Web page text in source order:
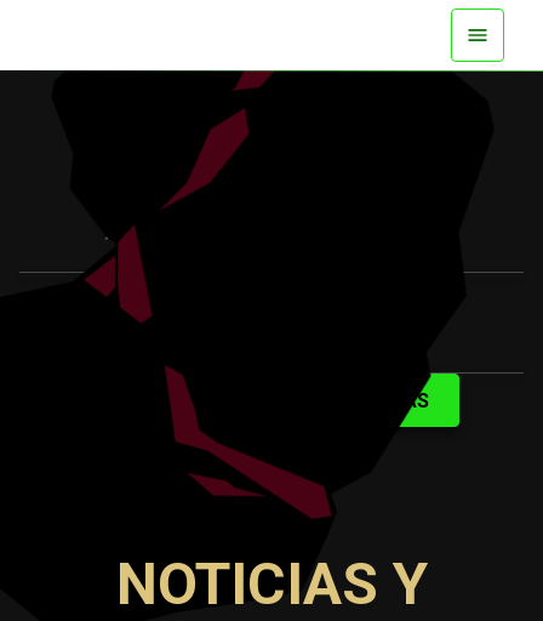
DISPONIBLE YA EN TODAS LAS
VER EL TRÁILER SABER MÁS
NOTICIAS Y